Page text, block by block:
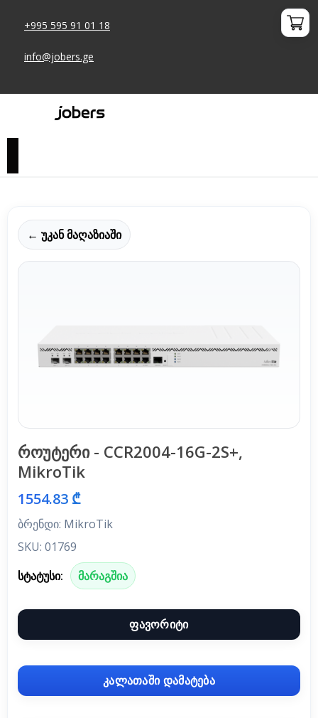
+995 595 91 01 18
info@jobers.ge
← უკან მაღაზიაში
როუტერი - CCR2004-16G-2S+,
MikroTik
1554.83 ₾
ბრენდი: MikroTik
SKU: 01769
სტატუსი:
მარაგშია
ფავორიტი
კალათაში დამატება